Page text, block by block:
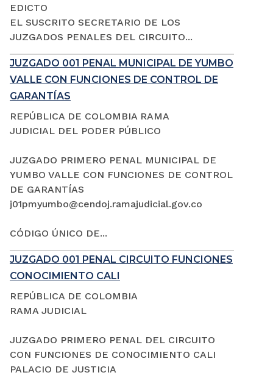
EDICTO
EL SUSCRITO SECRETARIO DE LOS
JUZGADOS PENALES DEL CIRCUITO...
JUZGADO 001 PENAL MUNICIPAL DE YUMBO
VALLE CON FUNCIONES DE CONTROL DE
GARANTÍAS
REPÚBLICA DE COLOMBIA RAMA
JUDICIAL DEL PODER PÚBLICO
JUZGADO PRIMERO PENAL MUNICIPAL DE
YUMBO VALLE CON FUNCIONES DE CONTROL
DE GARANTÍAS
j01pmyumbo@cendoj.ramajudicial.gov.co
CÓDIGO ÚNICO DE...
JUZGADO 001 PENAL CIRCUITO FUNCIONES
CONOCIMIENTO CALI
REPÚBLICA DE COLOMBIA
RAMA JUDICIAL
JUZGADO PRIMERO PENAL DEL CIRCUITO
CON FUNCIONES DE CONOCIMIENTO CALI
PALACIO DE JUSTICIA